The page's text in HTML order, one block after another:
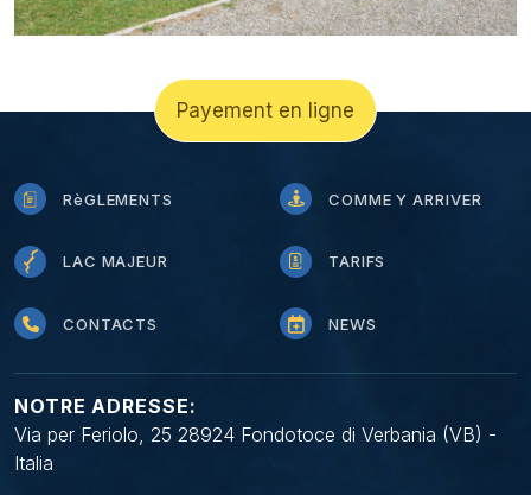
RèGLEMENTS COMME Y ARRIVER
LAC MAJEUR TARIFS
CONTACTS NEWS
NOTRE ADRESSE:
Via per Feriolo, 25 28924 Fondotoce di Verbania (VB) -
Italia
Payement en ligne